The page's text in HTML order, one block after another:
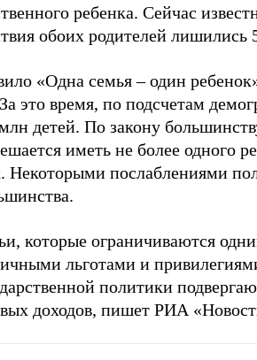
ребенка. Сейчас
обоих родителей лишились
«Одна семья – один
это время, по подсчетам
детей. По закону
иметь не более одного
Некоторыми послаблениями
которые ограничиваются
льготами и
политики
доходов, пишет РИА